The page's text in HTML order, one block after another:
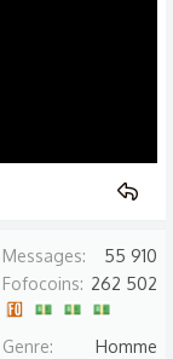
Messages
55 910
Fofocoins
262 502
Genre Homme